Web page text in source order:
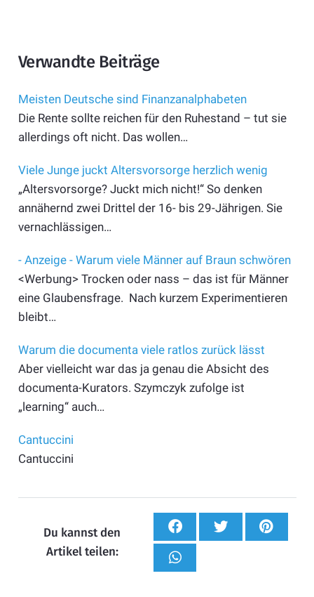
Verwandte Beiträge
Meisten Deutsche sind Finanzanalphabeten
Die Rente sollte reichen für den Ruhestand – tut sie
allerdings oft nicht. Das wollen…
Viele Junge juckt Altersvorsorge herzlich wenig
„Altersvorsorge? Juckt mich nicht!“ So denken
annähernd zwei Drittel der 16- bis 29-Jährigen. Sie
vernachlässigen…
- Anzeige - Warum viele Männer auf Braun schwören
<Werbung> Trocken oder nass – das ist für Männer
eine Glaubensfrage. Nach kurzem Experimentieren
bleibt…
Warum die documenta viele ratlos zurück lässt
Aber vielleicht war das ja genau die Absicht des
documenta-Kurators. Szymczyk zufolge ist
„learning“ auch…
Cantuccini
Cantuccini
Du kannst den
Artikel teilen: